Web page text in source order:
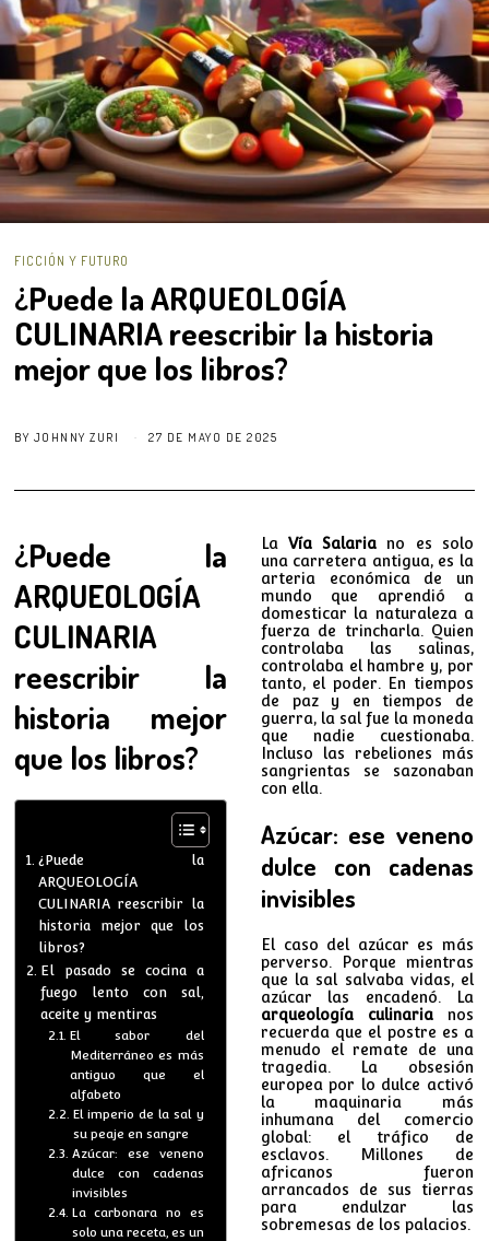
FICCIÓN Y FUTURO
¿Puede la ARQUEOLOGÍA
CULINARIA reescribir la historia
mejor que los libros?
BY JOHNNY ZURI 27 DE MAYO DE 2025
¿Puede la
ARQUEOLOGÍA
CULINARIA
reescribir la
historia mejor
que los libros?
¿Puede la
ARQUEOLOGÍA
CULINARIA reescribir la
historia mejor que los
libros?
El pasado se cocina a
fuego lento con sal,
aceite y mentiras
El sabor del
Mediterráneo es más
antiguo que el
alfabeto
El imperio de la sal y
su peaje en sangre
Azúcar: ese veneno
dulce con cadenas
invisibles
La carbonara no es
solo una receta, es un
La Vía Salariano es solo
una carretera antigua, es la
arteria económica de un
mundo que aprendió a
domesticar la naturaleza a
fuerza de trincharla. Quien
controlaba las salinas,
controlaba el hambre y, por
tanto, el poder. En tiempos
de paz y en tiempos de
guerra, la sal fue la moneda
que nadie cuestionaba.
Incluso las rebeliones más
sangrientas se sazonaban
con ella.
Azúcar: ese veneno
dulce con cadenas
invisibles
El caso del azúcar es más
perverso. Porque mientras
que la sal salvaba vidas, el
azúcar las encadenó. La
arqueología culinarianos
recuerda que el postre es a
menudo el remate de una
tragedia. La obsesión
europea por lo dulce activó
la maquinaria más
inhumana del comercio
global: el tráfico de
esclavos. Millones de
africanos fueron
arrancados de sus tierras
para endulzar las
sobremesas de los palacios.